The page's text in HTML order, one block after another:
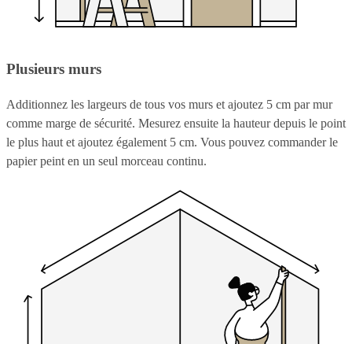
Plusieurs murs
Additionnez les largeurs de tous vos murs et ajoutez 5 cm par mur
comme marge de sécurité. Mesurez ensuite la hauteur depuis le point
le plus haut et ajoutez également 5 cm. Vous pouvez commander le
papier peint en un seul morceau continu.